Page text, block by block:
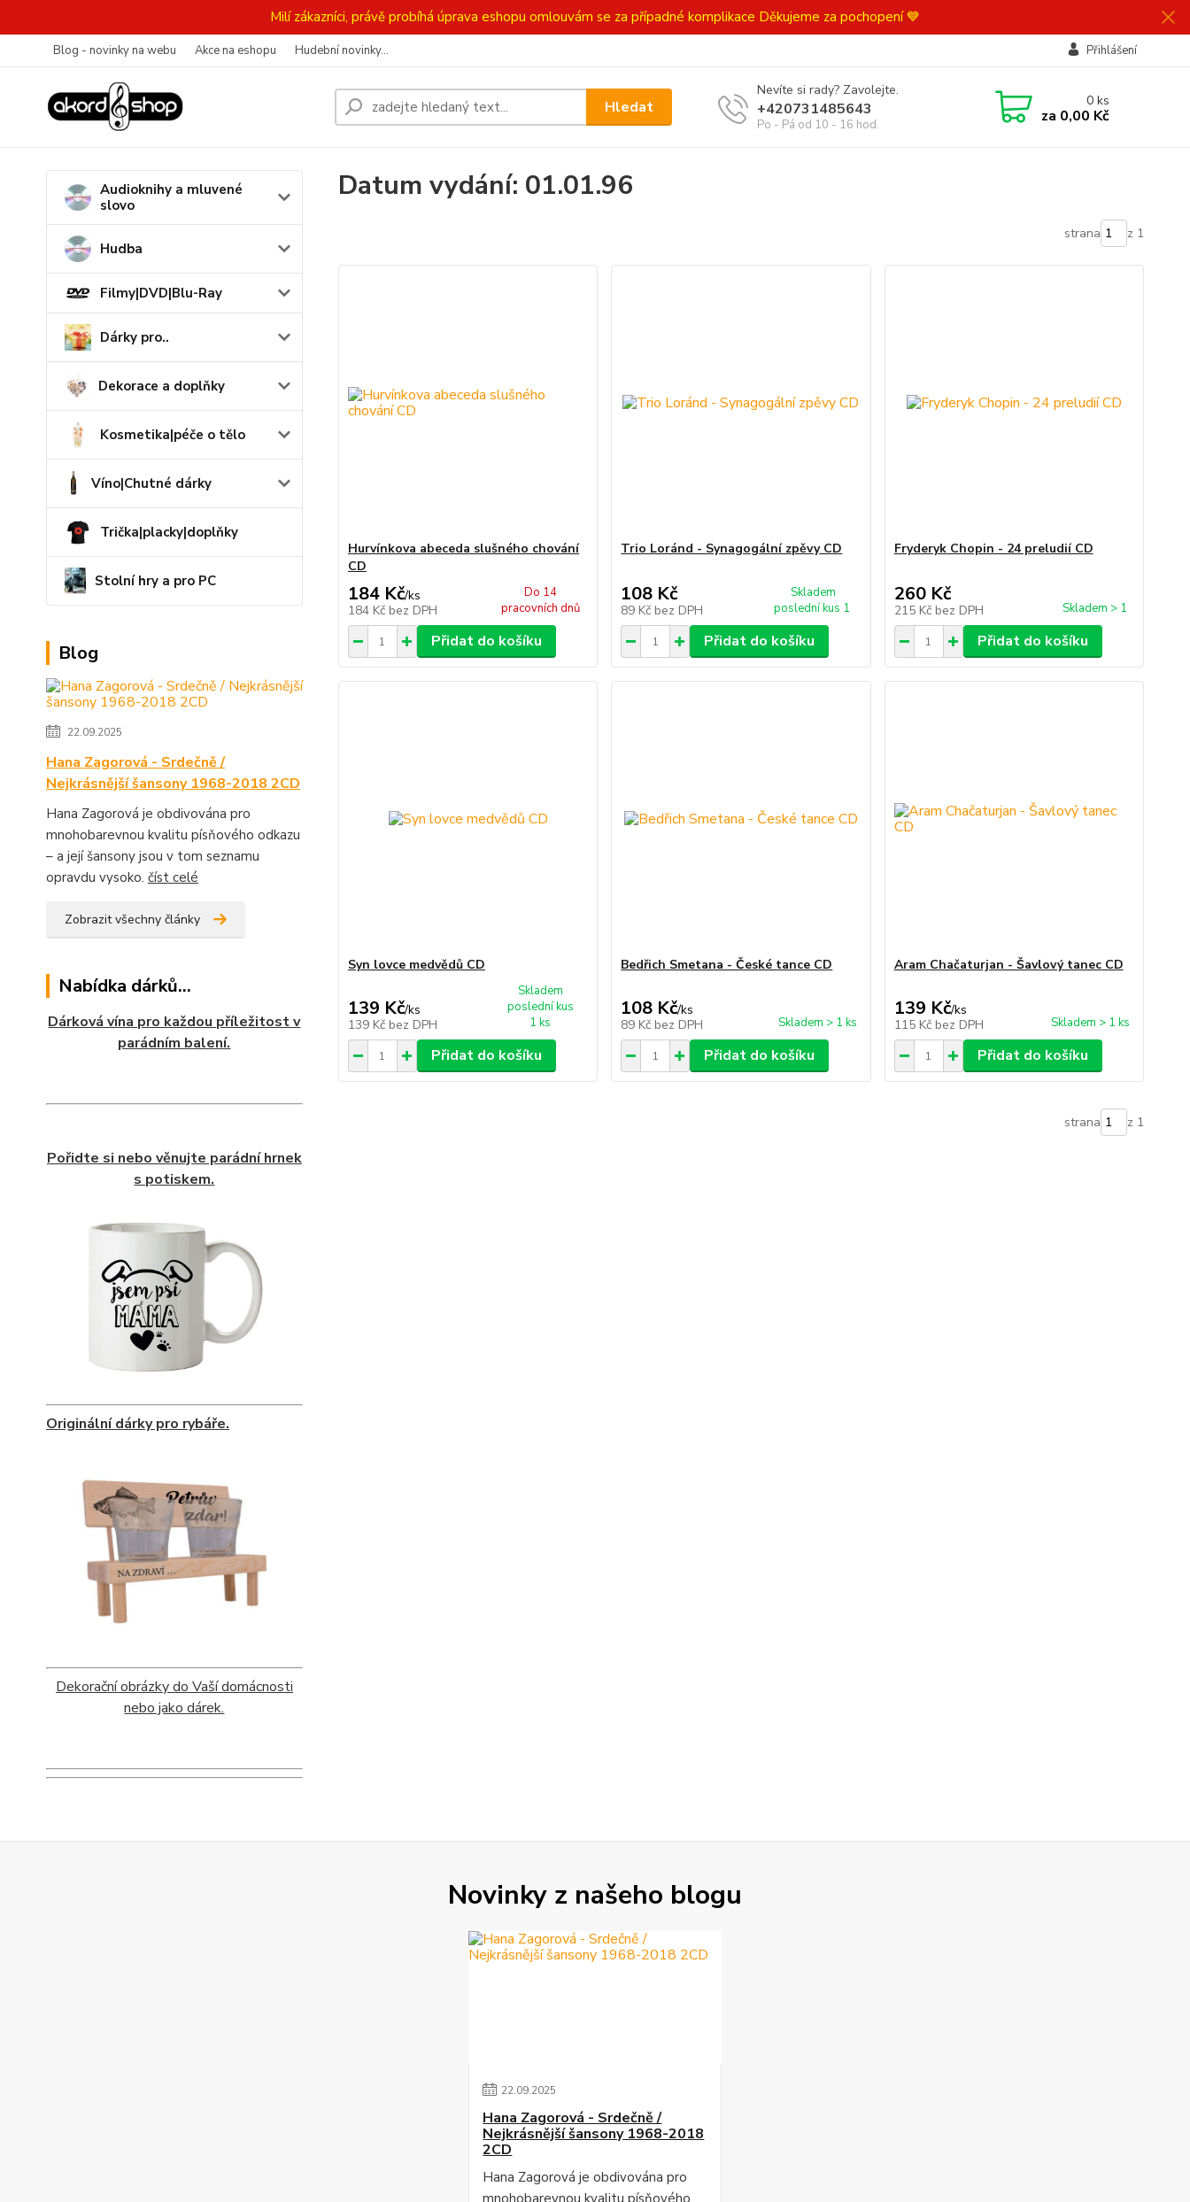
Milí zákazníci, právě probíhá úprava eshopu omlouvám se za případné komplikace Děkujeme za pochopení 💙
Blog - novinky na webu Akce na eshopu Hudební novinky... Přihlášení
Hledat
Nevíte si rady? Zavolejte.
+420731485643
Po - Pá od 10 - 16 hod.
0ks
za 0,00 Kč
Audioknihy a mluvené
slovo
Hudba
Filmy|DVD|Blu-Ray
Dárky pro..
Dekorace a doplňky
Kosmetika|péče o tělo
Víno|Chutné dárky
Trička|placky|doplňky
Stolní hry a pro PC
Blog
22.09.2025
Hana Zagorová - Srdečně /
Nejkrásnější šansony 1968-2018 2CD
Hana Zagorová je obdivována pro
mnohobarevnou kvalitu písňového odkazu
– a její šansony jsou v tom seznamu
opravdu vysoko. číst celé
Zobrazit všechny články
Nabídka dárků...
Dárková vína pro každou příležitost v
parádním balení.
Pořidte si nebo věnujte parádní hrnek
s potiskem.
Originální dárky pro rybáře.
Dekorační obrázky do Vaší domácnosti
nebo jako dárek.
Datum vydání: 01.01.96
strana z 1
Hurvínkova abeceda slušného chování
CD
184 Kč/ks
184 Kč bez DPH
Do 14
pracovních dnů
Přidat do košíku
Trio Loránd - Synagogální zpěvy CD
108 Kč
89 Kč bez DPH
Skladem
poslední kus 1
Přidat do košíku
Fryderyk Chopin - 24 preludií CD
260 Kč
215 Kč bez DPH Skladem > 1
Přidat do košíku
Syn lovce medvědů CD
139 Kč/ks
139 Kč bez DPH
Skladem
poslední kus
1 ks
Přidat do košíku
Bedřich Smetana - České tance CD
108 Kč/ks
89 Kč bez DPH Skladem > 1 ks
Přidat do košíku
Aram Chačaturjan - Šavlový tanec CD
139 Kč/ks
115 Kč bez DPH Skladem > 1 ks
Přidat do košíku
strana z 1
Novinky z našeho blogu
22.09.2025
Hana Zagorová - Srdečně /
Nejkrásnější šansony 1968-2018
2CD
Hana Zagorová je obdivována pro
mnohobarevnou kvalitu písňového